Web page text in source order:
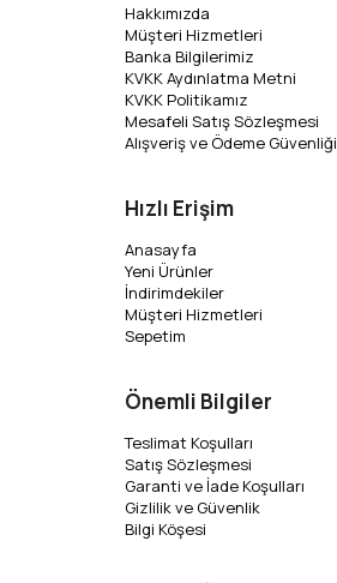
Hakkımızda
Müşteri Hizmetleri
Banka Bilgilerimiz
KVKK Aydınlatma Metni
KVKK Politikamız
Mesafeli Satış Sözleşmesi
Alışveriş ve Ödeme Güvenliği
Hızlı Erişim
Anasayfa
Yeni Ürünler
İndirimdekiler
Müşteri Hizmetleri
Sepetim
Önemli Bilgiler
Teslimat Koşulları
Satış Sözleşmesi
Garanti ve İade Koşulları
Gizlilik ve Güvenlik
Bilgi Köşesi